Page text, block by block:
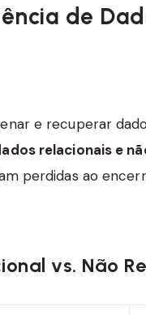
de
e recuperar
relacionais e
perdidas ao
vs. Não